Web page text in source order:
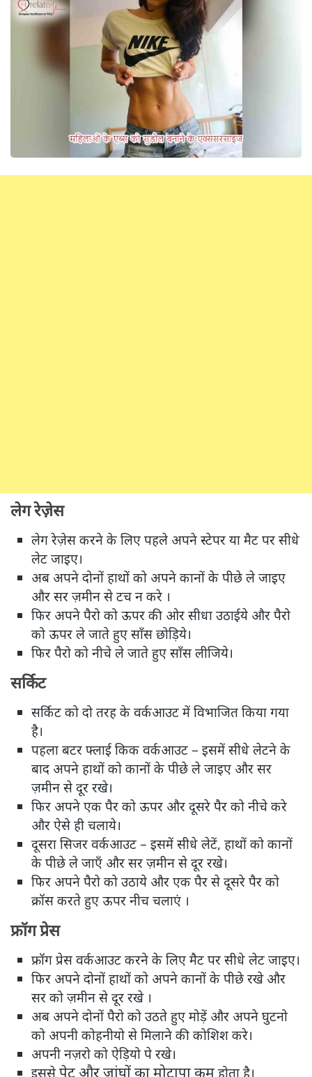
लेग रेज़ेस
लेग रेज़ेस करने के लिए पहले अपने स्‍टेपर या मैट पर सीधे
लेट जाइए।
अब अपने दोनों हाथों को अपने कानों के पीछे ले जाइए
और सर ज़मीन से टच न करे ।
फिर अपने पैरो को ऊपर की ओर सीधा उठाईये और पैरो
को ऊपर ले जाते हुए साँस छोड़िये।
फिर पैरो को नीचे ले जाते हुए साँस लीजिये।
सर्किट
सर्किट को दो तरह के वर्कआउट में विभाजित किया गया
है।
पहला बटर फ्लाई किक वर्कआउट – इसमें सीधे लेटने के
बाद अपने हाथों को कानों के पीछे ले जाइए और सर
ज़मीन से दूर रखे।
फिर अपने एक पैर को ऊपर और दूसरे पैर को नीचे करे
और ऐसे ही चलाये।
दूसरा सिजर वर्कआउट – इसमें सीधे लेटें, हाथों को कानों
के पीछे ले जाएँ और सर ज़मीन से दूर रखे।
फिर अपने पैरो को उठाये और एक पैर से दूसरे पैर को
क्रॉस करते हुए ऊपर नीच चलाएं ।
फ्रॉग प्रेस
फ्रॉग प्रेस वर्कआउट करने के लिए मैट पर सीधे लेट जाइए।
फिर अपने दोनों हाथों को अपने कानों के पीछे रखे और
सर को ज़मीन से दूर रखे ।
अब अपने दोनों पैरो को उठते हुए मोड़ें और अपने घुटनो
को अपनी कोहनीयो से मिलाने की कोशिश करे।
अपनी नज़रो को ऐड़ियो पे रखे।
इससे पेट और जांघों का मोटापा कम होता है।